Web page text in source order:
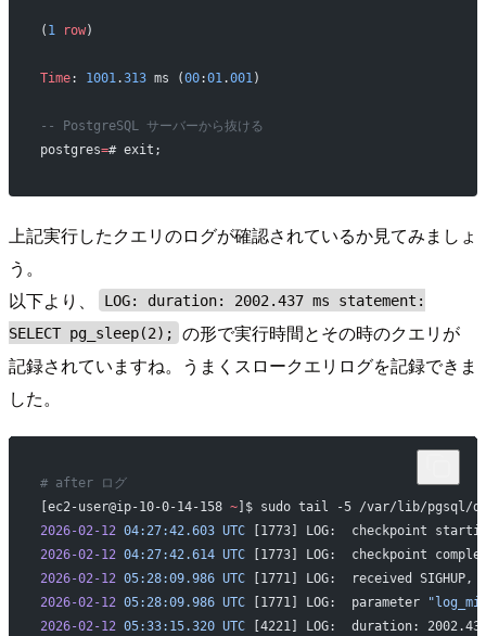
( 1 row)
Time: 1001 .313 ms (00:01 .001 )
-- PostgreSQL サーバーから抜ける
postgres=# exit;
上記実行したクエリのログが確認されているか見てみましょ
う。
以下より、
LOG: duration: 2002.437 ms statement:
SELECT pg_sleep(2);
の形で実行時間とその時のクエリが
記録されていますね。うまくスロークエリログを記録できま
した。
# after ログ
[ec2-user@ip-10-0-14-158 ~]$ sudo tail -5 /var/lib/pgsql/
2026-02-12 04:27:42.603 UTC [1773] LOG:  checkpoint
2026-02-12 04:27:42.614 UTC [1773] LOG:  checkpoint
2026-02-12 05:28:09.986 UTC [1771] LOG:  received
2026-02-12 05:28:09.986 UTC [1771] LOG:  parameter
2026-02-12 05:33:15.320 UTC [4221] LOG:  duration: 2002.437